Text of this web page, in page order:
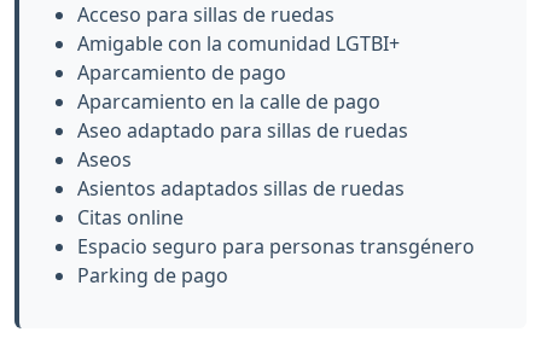
Acceso para sillas de ruedas
Amigable con la comunidad LGTBI+
Aparcamiento de pago
Aparcamiento en la calle de pago
Aseo adaptado para sillas de ruedas
Aseos
Asientos adaptados sillas de ruedas
Citas online
Espacio seguro para personas transgénero
Parking de pago